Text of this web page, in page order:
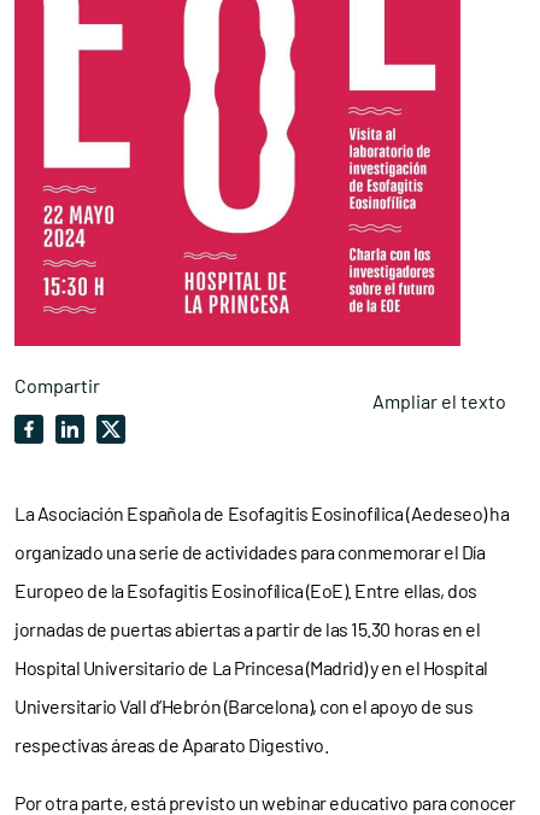
Compartir
Ampliar el texto
La Asociación Española de Esofagitis Eosinofílica (Aedeseo) ha
organizado una serie de actividades para conmemorar el Día
Europeo de la Esofagitis Eosinofílica (EoE). Entre ellas, dos
jornadas de puertas abiertas a partir de las 15.30 horas en el
Hospital Universitario de La Princesa (Madrid) y en el Hospital
Universitario Vall d’Hebrón (Barcelona), con el apoyo de sus
respectivas áreas de Aparato Digestivo.
Por otra parte, está previsto un webinar educativo para conocer